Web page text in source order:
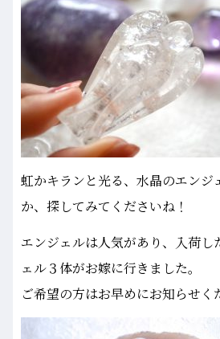
虹かキランと光る、水晶のエンジ
か、探してみてくださいね！
エンジェルは人気があり、入荷し
ェル３体がお嫁に行きました。
ご希望の方はお早めにお知らせ